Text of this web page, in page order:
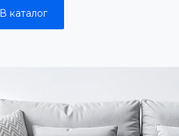
В каталог